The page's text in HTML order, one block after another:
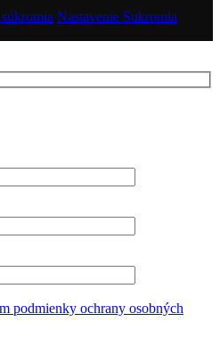
Nastavenie Sukromia
podmienky ochrany osobných